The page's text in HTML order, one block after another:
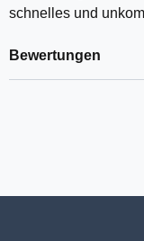
schnelles und
Bewertungen